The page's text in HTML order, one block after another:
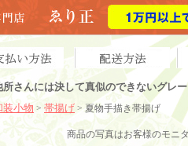
所さんには決して真似のできないグレ
装小物 > 帯揚げ > 夏物手描き帯揚げ
商品の写真はお客様のモニ